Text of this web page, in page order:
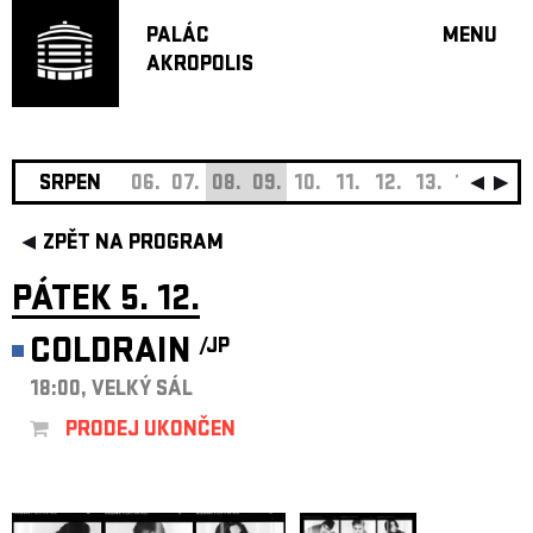
PALÁC
AKROPOLIS
MENU
JAZZ
SRPEN 06. 07. 08. 09. 10. 11. 12. 13. 14. 15.
ZPĚT NA PROGRAM
PÁTEK 5. 12.
COLDRAIN /JP
18:00, VELKÝ SÁL
PRODEJ UKONČEN